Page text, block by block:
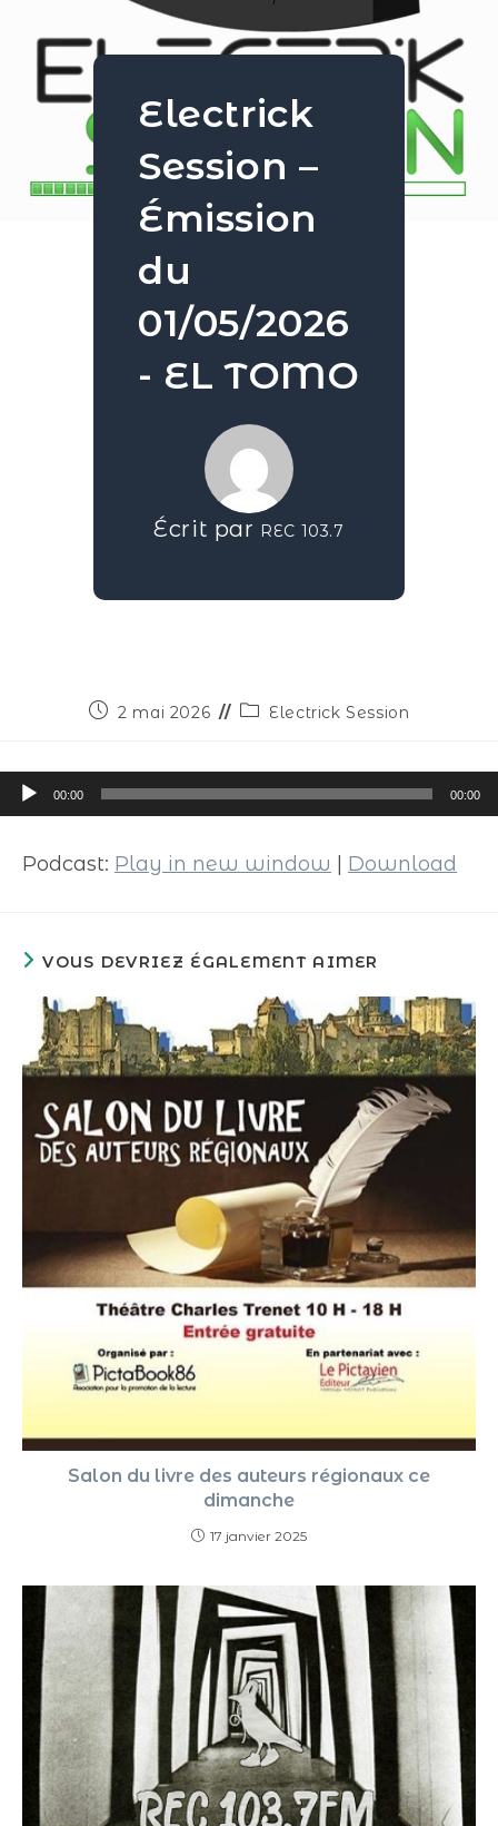
Electrick
Session –
Émission
du
01/05/2026
- EL TOMO
Écrit par REC 103.7
2 mai 2026 Electrick Session
Lecteur
audio
00:00 00:00
Podcast: Play in new window Download
VOUS DEVRIEZ ÉGALEMENT AIMER
Salon du livre des auteurs régionaux ce
dimanche
17 janvier 2025